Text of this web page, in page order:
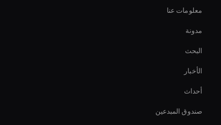
Meeting Avatar
Live Streaming Avatar
العرض التوضيحي لصانع الفيديو بالذكاء الاصطناعي
أداة تبديل الوجه بالذكاء الاصطناعي
Interactive Digital Assistant
Holographic Display Ai
معلومات عنا
مدونة
البحث
الأخبار
أحداث
صندوق المبدعين